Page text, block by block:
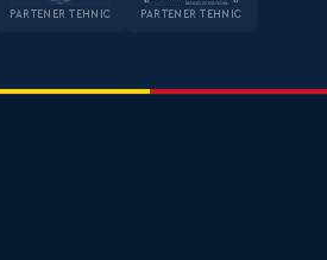
PARTENER TEHNIC PARTENER TEHNIC